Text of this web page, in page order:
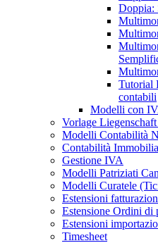
Doppia:
Tutorial
contabili
Modelli con
Vorlage
Modelli Contabilità
Contabilità
Gestione IVA
Modelli Patriziati
Modelli Curatele
Estensioni
Estensione Ordini
Estensioni
Timesheet